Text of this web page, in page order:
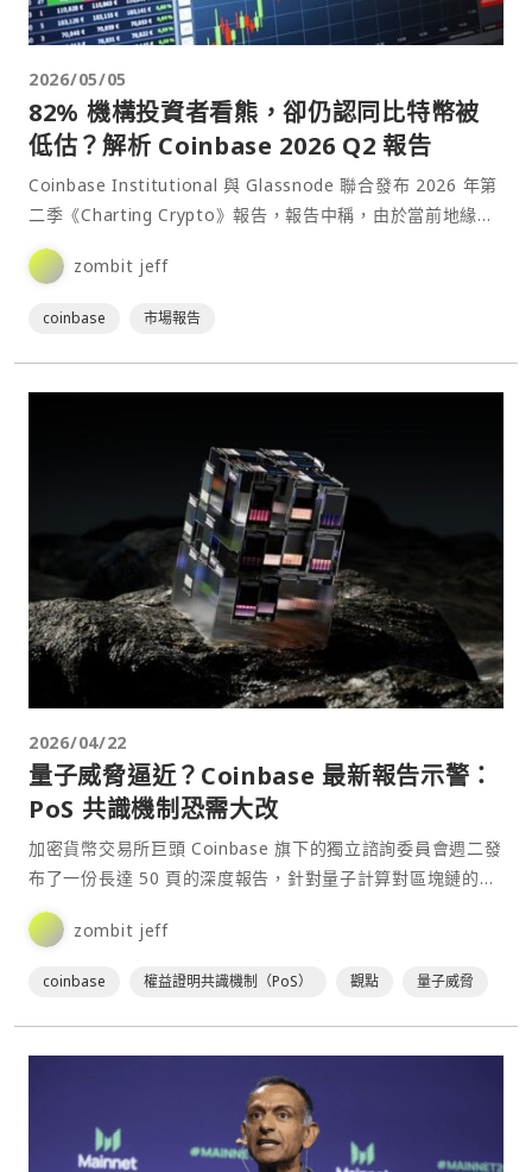
2026/05/05
82% 機構投資者看熊，卻仍認同比特幣被
低估？解析 Coinbase 2026 Q2 報告
Coinbase Institutional 與 Glassnode 聯合發布 2026 年第
二季《Charting Crypto》報告，報告中稱，由於當前地緣政
治⋯
zombit jeff
coinbase 市場報告
2026/04/22
量子威脅逼近？Coinbase 最新報告示警：
PoS 共識機制恐需大改
加密貨幣交易所巨頭 Coinbase 旗下的獨立諮詢委員會週二發
布了一份長達 50 頁的深度報告，針對量子計算對區塊鏈的潛
在威脅發出「謹慎但緊急」的預警。報告強調，雖然目前加密
網路依然安全，但產業絕不能坐以待斃。⋯
zombit jeff
coinbase 權益證明共識機制（PoS） 觀點 量子威脅